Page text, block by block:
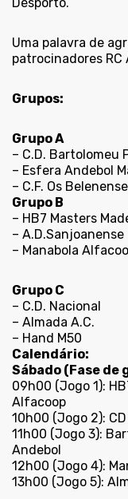
Uma palavra de
patrocinadores RC
Grupos:
Grupo A
– C.D. Bartolomeu
– Esfera Andebol
– C.F. Os
Grupo B
– HB7 Masters
– A.D.Sanjoanense
– Manabola
Grupo C
– C.D. Nacional
– Almada A.C.
– Hand M50
Calendário:
Sábado (Fase de
09h00 (Jogo 1):
Alfacoop
10h00 (Jogo 2):
11h00 (Jogo 3):
Andebol
12h00 (Jogo 4):
13h00 (Jogo 5):